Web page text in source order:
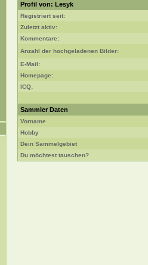
Profil von: Lesyk
Registriert seit:
Zuletzt aktiv:
Kommentare:
Anzahl der hochgeladenen Bilder:
E-Mail:
Homepage:
ICQ:
Sammler Daten
Vorname
Hobby
Dein Sammelgebiet
Du möchtest tauschen?